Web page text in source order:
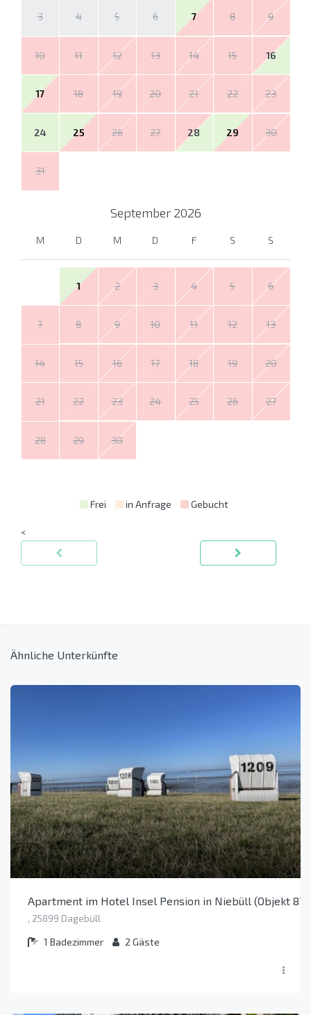
3 4 5 6 7 8 9
10 11 12 13 14 15 16
17 18 19 20 21 22 23
24 25 26 27 28 29 30
31
September 2026
M D M D F S S
1 2 3 4 5 6
7 8 9 10 11 12 13
14 15 16 17 18 19 20
21 22 23 24 25 26 27
28 29 30
Frei in Anfrage Gebucht
<
Ähnliche Unterkünfte
Apartment im Hotel Insel Pension in Niebüll (Objekt
, 25899 Dagebüll
1 Badezimmer 2 Gäste